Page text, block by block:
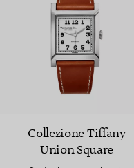
Collezione Tiffany
Union Square